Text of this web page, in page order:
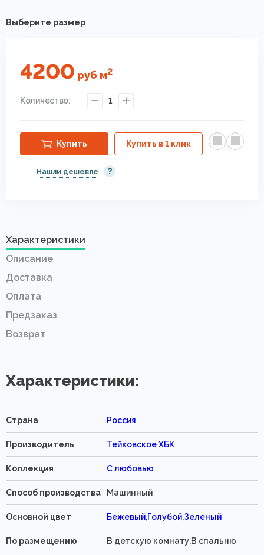
Выберите размер
4200 руб м2
Количество: 1
Купить Купить в 1 клик
Нашли дешевле ?
Характеристики
Описание
Доставка
Оплата
Предзаказ
Возврат
Характеристики:
Страна Россия
Производитель Тейковское ХБК
Коллекция С любовью
Способ производства Машинный
Основной цвет Бежевый,Голубой,Зеленый
По размещению В детскую комнату,В спальню